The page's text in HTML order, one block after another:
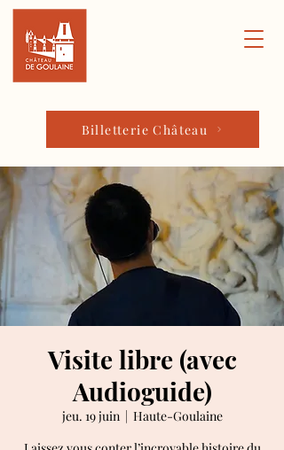
Billetterie Château
Visite libre (avec
Audioguide)
jeu. 19 juin
  |
Haute-Goulaine